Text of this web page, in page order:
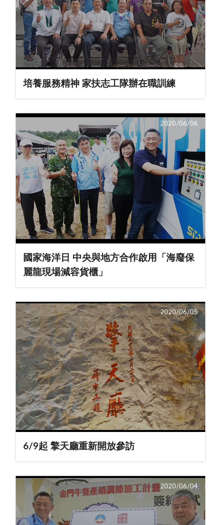
培養服務精神 家扶志工隊辦在職訓練
國家海洋日 中央與地方合作啟用「海廢保
麗龍現場減容貨櫃」
2020/06/06
6/9起 擎天廳重新開放參訪
2020/06/05
2020/06/04